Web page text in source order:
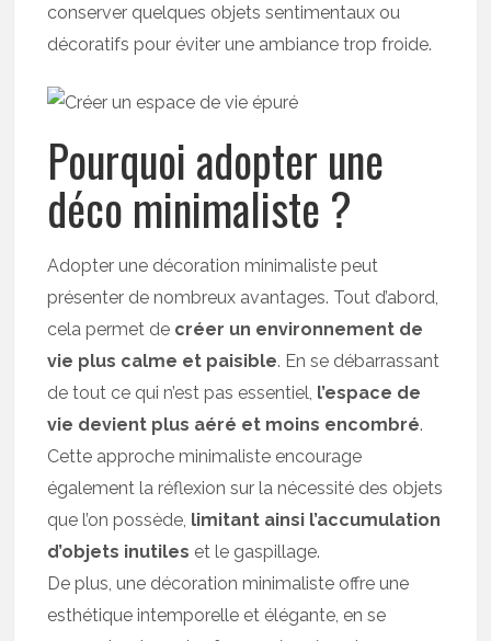
conserver quelques objets sentimentaux ou
décoratifs pour éviter une ambiance trop froide.
Pourquoi adopter une
déco minimaliste ?
Adopter une décoration minimaliste peut
présenter de nombreux avantages. Tout d’abord,
cela permet de créer un environnement de
vie plus calme et paisible. En se débarrassant
de tout ce qui n’est pas essentiel, l’espace de
vie devient plus aéré et moins encombré.
Cette approche minimaliste encourage
également la réflexion sur la nécessité des objets
que l’on possède, limitant ainsi l’accumulation
d’objets inutiles et le gaspillage.
De plus, une décoration minimaliste offre une
esthétique intemporelle et élégante, en se